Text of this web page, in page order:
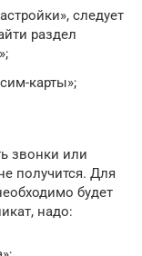
следует
раздел
карты»;
звонки или
получится. Для
будет
надо: